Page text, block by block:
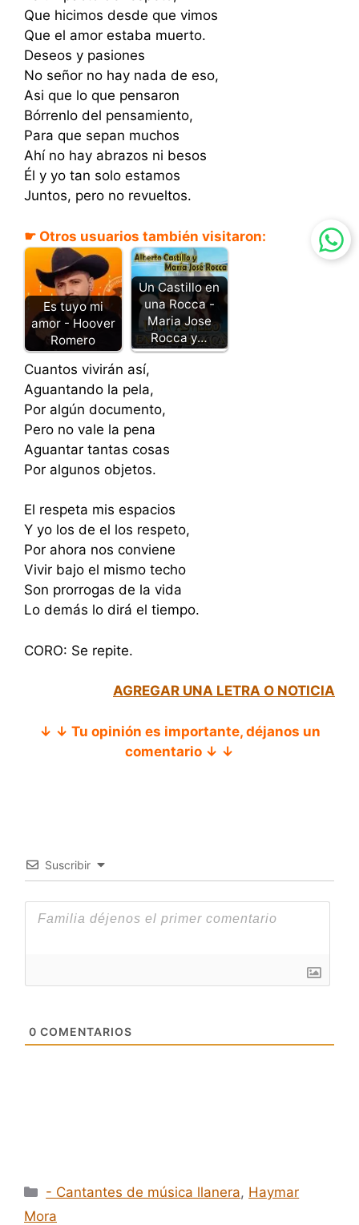
Que hicimos desde que vimos
Que el amor estaba muerto.
Deseos y pasiones
No señor no hay nada de eso,
Asi que lo que pensaron
Bórrenlo del pensamiento,
Para que sepan muchos
Ahí no hay abrazos ni besos
Él y yo tan solo estamos
Juntos, pero no revueltos.
☛ Otros usuarios también visitaron:
Es tuyo mi
amor - Hoover
Romero
Un Castillo en
una Rocca -
Maria Jose
Rocca y…
Cuantos vivirán así,
Aguantando la pela,
Por algún documento,
Pero no vale la pena
Aguantar tantas cosas
Por algunos objetos.
El respeta mis espacios
Y yo los de el los respeto,
Por ahora nos conviene
Vivir bajo el mismo techo
Son prorrogas de la vida
Lo demás lo dirá el tiempo.
CORO: Se repite.
AGREGAR UNA LETRA O NOTICIA
↓ ↓ Tu opinión es importante, déjanos un
comentario ↓ ↓
Suscribir
0 COMENTARIOS
Categorías
- Cantantes de música llanera, Haymar
Mora